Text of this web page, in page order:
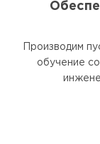
Производим
обучение